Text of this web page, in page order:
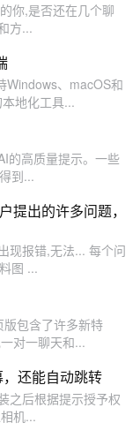
你,是否还在几个聊
方...
Windows、macOS和
地化工具...
的高质量提示。一些
到...
提出的许多问题，
现报错,无法... 每个问
图 ...
包含了许多新特
对一聊天和...
还能自动跳转
之后根据提示授予权
机...